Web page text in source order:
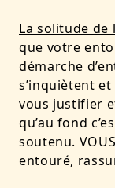
La solitude de
que votre
démarche
s’inquiètent
vous justifier
qu’au fond
soutenu.
entouré,